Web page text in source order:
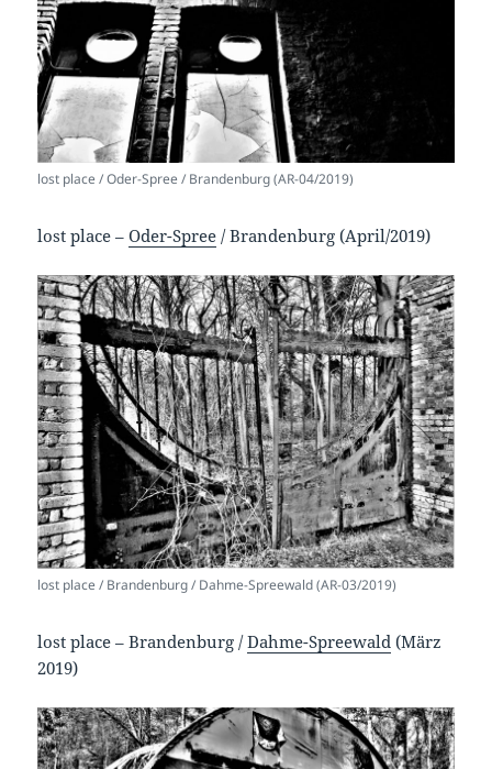
lost place / Oder-Spree / Brandenburg (AR-04/2019)
lost place –Oder-Spree / Brandenburg (April/2019)
lost place / Brandenburg / Dahme-Spreewald (AR-03/2019)
lost place – Brandenburg /Dahme-Spreewald (März
2019)